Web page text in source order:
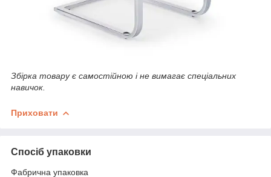
Збірка товару є самостійною і не вимагає спеціальних
навичок.
Приховати
Спосіб упаковки
Фабрична упаковка